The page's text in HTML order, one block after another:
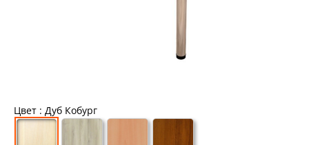
Цвет : Дуб Кобург